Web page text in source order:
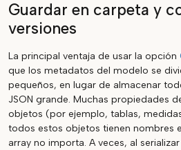
Guardar en carpeta y
versiones
La principal ventaja de usar la opción
que los metadatos del modelo se
pequeños, en lugar de almacenar
JSON grande. Muchas propiedades
objetos (por ejemplo, tablas,
todos estos objetos tienen nombres
array no importa. A veces, al